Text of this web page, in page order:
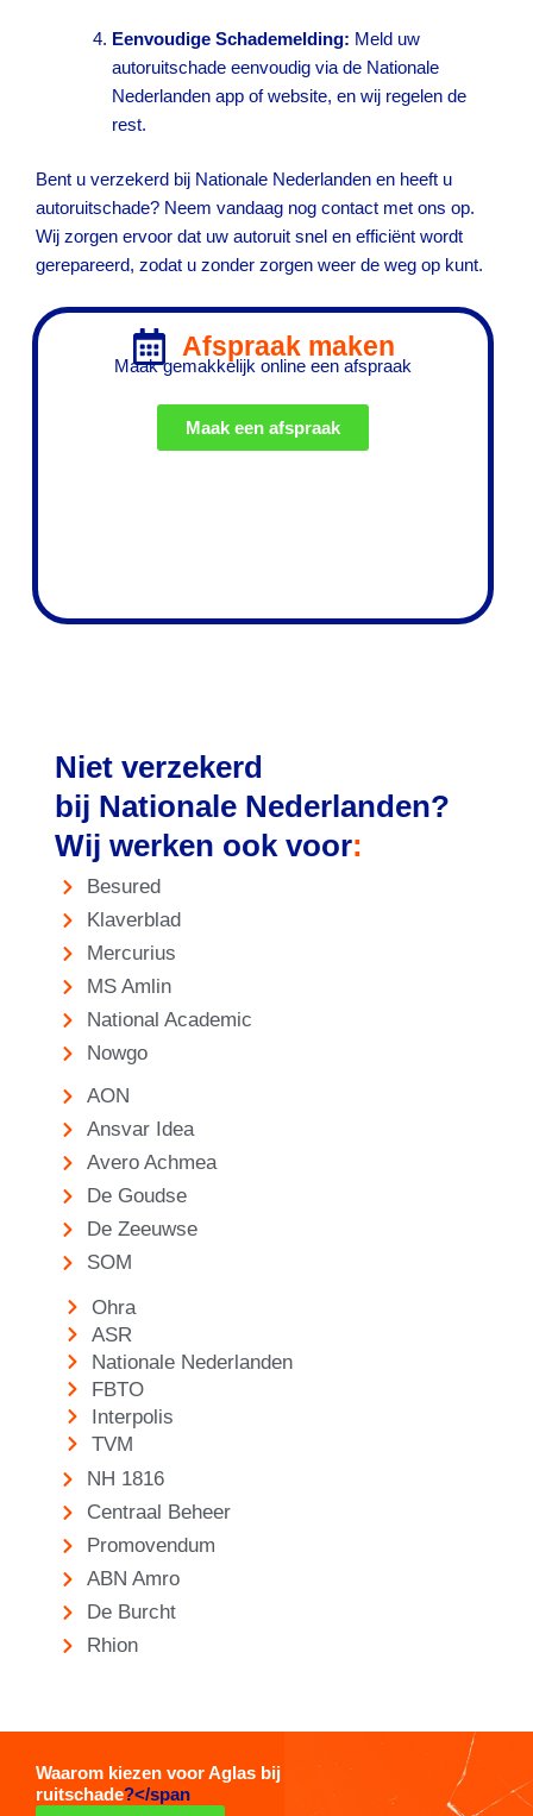
Eenvoudige Schademelding: Meld uw
autoruitschade eenvoudig via de Nationale
Nederlanden app of website, en wij regelen de
rest.
Bent u verzekerd bij Nationale Nederlanden en heeft u
autoruitschade? Neem vandaag nog contact met ons op.
Wij zorgen ervoor dat uw autoruit snel en efficiënt wordt
gerepareerd, zodat u zonder zorgen weer de weg op kunt.
Afspraak maken
Maak gemakkelijk online een afspraak
Maak een afspraak
Niet verzekerd
bij Nationale Nederlanden?
Wij werken ook voor:
Besured
Klaverblad
Mercurius
MS Amlin
National Academic
Nowgo
AON
Ansvar Idea
Avero Achmea
De Goudse
De Zeeuwse
SOM
Ohra
ASR
Nationale Nederlanden
FBTO
Interpolis
TVM
NH 1816
Centraal Beheer
Promovendum
ABN Amro
De Burcht
Rhion
Waarom kiezen voor Aglas bij
ruitschade?</span